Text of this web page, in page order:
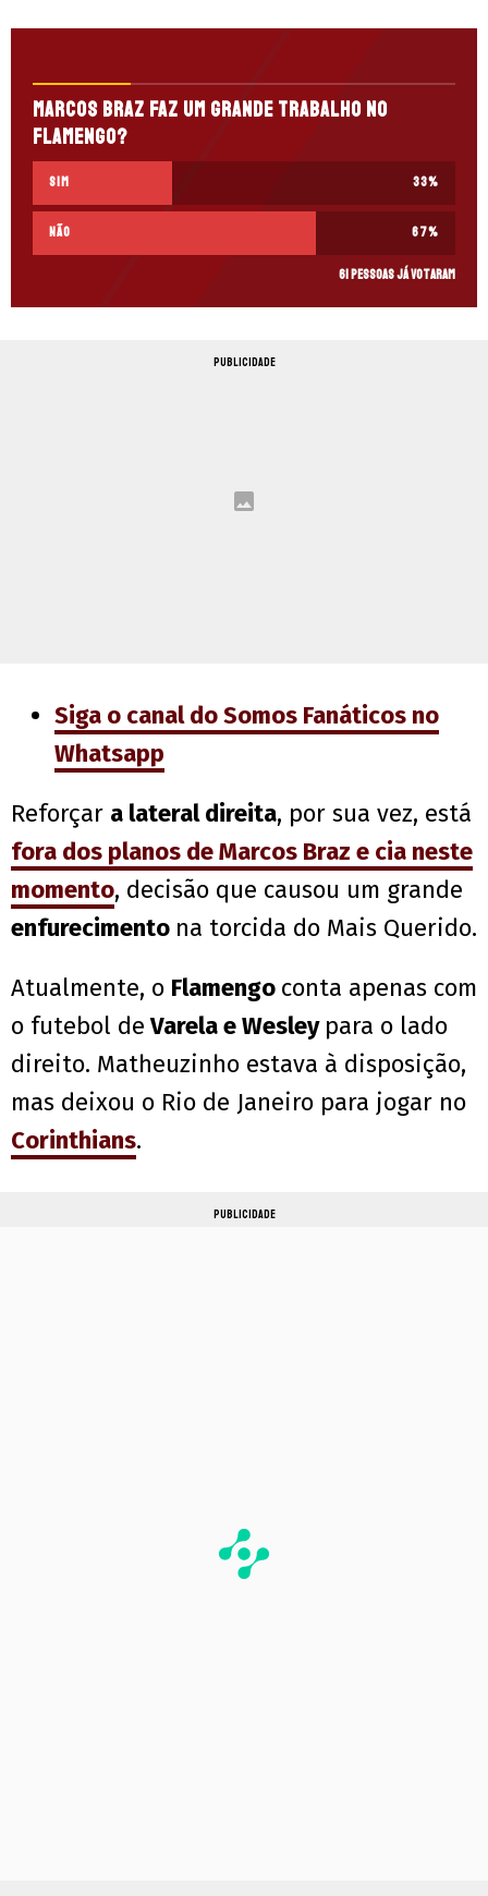
Marcos Braz faz um grande trabalho no
Flamengo?
Sim 33%
Não 67%
61 pessoas já votaram
PUBLICIDADE
Siga o canal do Somos Fanáticos no
Whatsapp
Reforçar a lateral direita, por sua vez, está
fora dos planos de Marcos Braz e cia neste
momento, decisão que causou um grande
enfurecimento na torcida do Mais Querido.
Atualmente, o Flamengo conta apenas com
o futebol deVarela e Wesley para o lado
direito. Matheuzinho estava à disposição,
mas deixou o Rio de Janeiro para jogar no
Corinthians.
PUBLICIDADE